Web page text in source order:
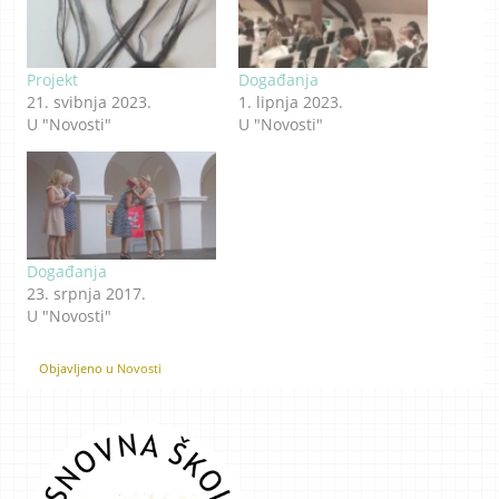
Projekt
21. svibnja 2023.
U "Novosti"
Događanja
1. lipnja 2023.
U "Novosti"
Događanja
23. srpnja 2017.
U "Novosti"
Objavljeno u Novosti